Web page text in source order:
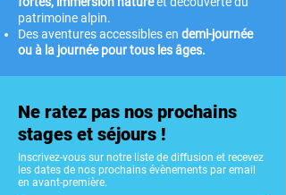
patrimoine alpin.
Des aventures accessibles en demi-journée
ou à la journée pour tous les âges.
Ne ratez pas nos prochains
stages et séjours !
Inscrivez-vous sur notre liste de diffusion et recevez
les dates de nos prochains évènements par email
en avant-première.